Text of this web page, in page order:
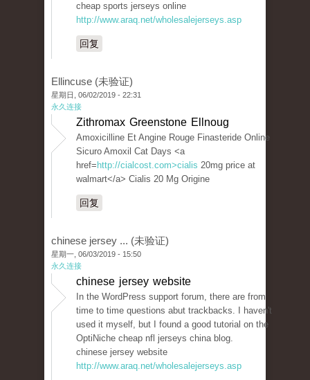
cheap sports jerseys online
http://www.araq.net/wholesalejerseys.asp
回复
Ellincuse (未验证)
星期日, 06/02/2019 - 22:31
永久连接
Zithromax Greenstone Ellnoug
Amoxicilline Et Angine Rouge Finasteride Online
Sicuro Amoxil Cat Days <a
href= http://cialcost.com>cialis 20mg price at
walmart</a> Cialis 20 Mg Origine
回复
chinese jersey ... (未验证)
星期一, 06/03/2019 - 15:50
永久连接
chinese jersey website
In the WordPress support forum, there are from
time to time questions abut trackbacks. I haven't
used it myself, but I found a good tutorial on the
OptiNiche cheap nfl jerseys china blog.
chinese jersey website
http://www.araq.net/wholesalejerseys.asp